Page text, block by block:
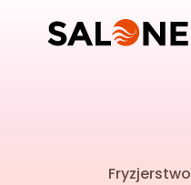
Fryzjerstwo